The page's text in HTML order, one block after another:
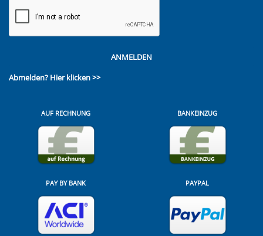
ANMELDEN
Abmelden? Hier klicken >>
AUF RECHNUNG BANKEINZUG
PAY BY BANK PAYPAL